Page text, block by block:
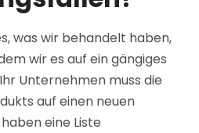
was wir behandelt haben,
wir es auf ein gängiges
Unternehmen muss die
auf einen neuen
eine Liste